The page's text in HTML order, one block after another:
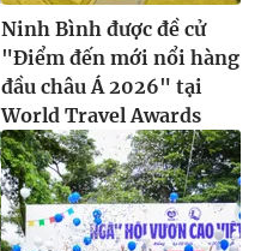
Ninh Bình được đề cử
"Điểm đến mới nổi hàng
đầu châu Á 2026" tại
World Travel Awards